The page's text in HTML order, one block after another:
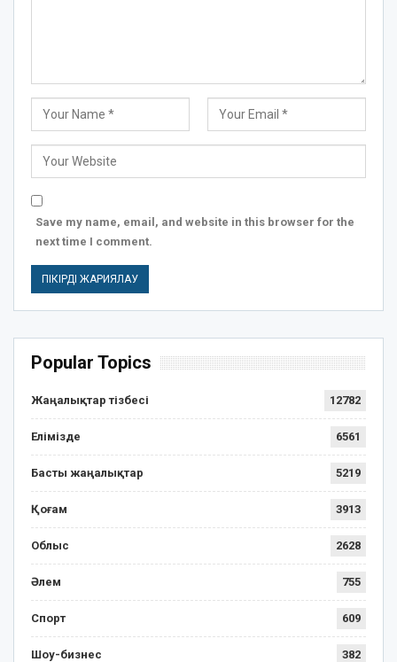
Save my name, email, and website in this browser for the
next time I comment.
Popular Topics
Жаңалықтар тізбесі 12782
Елімізде 6561
Басты жаңалықтар 5219
Қоғам 3913
Облыс 2628
Әлем 755
Спорт 609
Шоу-бизнес 382